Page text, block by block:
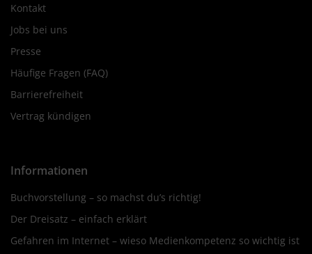
Kontakt
Jobs bei uns
Presse
Häufige Fragen (FAQ)
Barrierefreiheit
Vertrag kündigen
Informationen
Buchvorstellung – so machst du’s richtig!
Der Dreisatz – einfach erklärt
Gefahren im Internet – wieso Medienkompetenz so wichtig ist